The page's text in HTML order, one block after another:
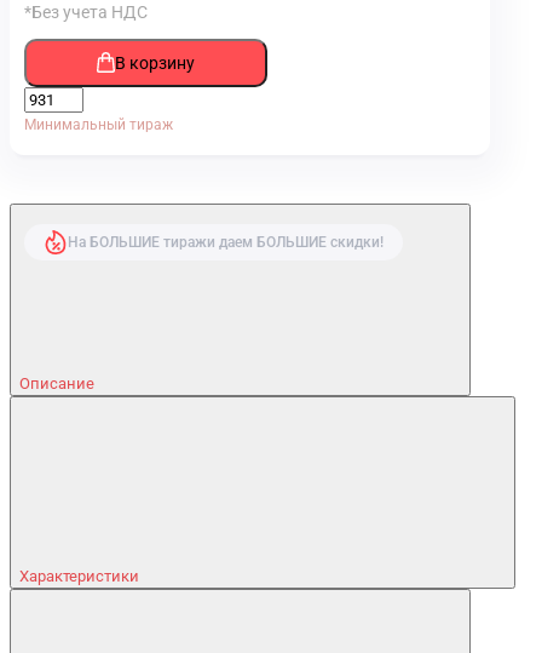
*Без учета НДС
В корзину
Минимальный тираж
На БОЛЬШИЕ тиражи даем БОЛЬШИЕ скидки!
Описание
Характеристики